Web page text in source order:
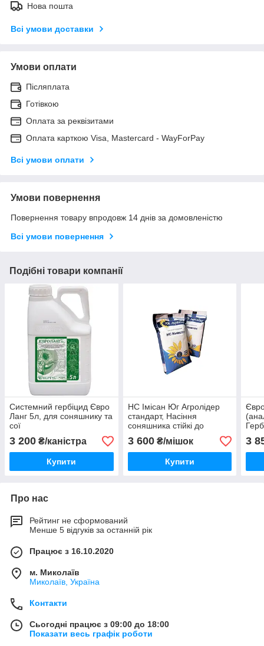
Нова пошта
Всі умови доставки
Умови оплати
Післяплата
Готівкою
Оплата за реквізитами
Оплата карткою Visa, Mastercard - WayForPay
Всі умови оплати
Умови повернення
Повернення товару впродовж 14 днів за домовленістю
Всі умови повернення
Подібні товари компанії
Системний гербіцид Євро
Ланг 5л, для соняшнику та
сої
3 200 ₴/каністра
Купити
НС Імісан Юг Агролідер
стандарт, Насіння
соняшника стійкі до
гербіциду Євро-Лайтінгу
3 600₴/мішок
Купити
3
Про нас
Рейтинг не сформований
Менше 5 відгуків за останній рік
Працює з 16.10.2020
м. Миколаїв
Миколаїв, Україна
Контакти
Сьогодні працює з 09:00 до 18:00
Показати весь графік роботи